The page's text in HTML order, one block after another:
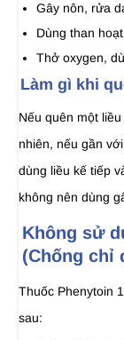
Gây nôn, rửa
Dùng than
Thở oxygen,
Làm gì khi
Nếu quên một
nhiên, nếu gần
dùng liều kế tiếp
không nên dùng
Không sử
(Chống chỉ
Thuốc Phenytoin
sau: